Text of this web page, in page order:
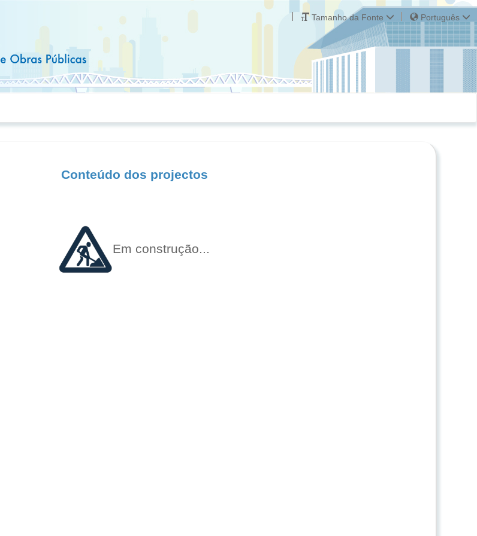
Tamanho da Fonte Português
Conteúdo dos projectos
Em construção...